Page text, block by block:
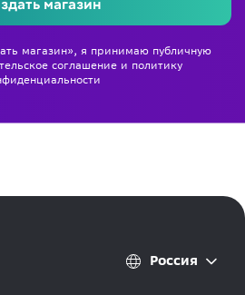
магазин», я принимаю публичную
соглашениеи политику
Россия